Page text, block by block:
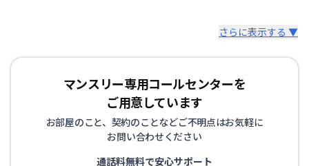
さらに表示する ▼
マンスリー専用コールセンターを
ご用意しています
お部屋のこと、契約のことなどご不明点はお気軽に
お問い合わせください
通話料無料で安心サポート